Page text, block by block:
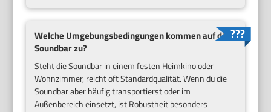
Welche Umgebungsbedingungen kommen auf die
Soundbar zu?
Steht die Soundbar in einem festen Heimkino oder
Wohnzimmer, reicht oft Standardqualität. Wenn du die
Soundbar aber häufig transportierst oder im
Außenbereich einsetzt, ist Robustheit besonders